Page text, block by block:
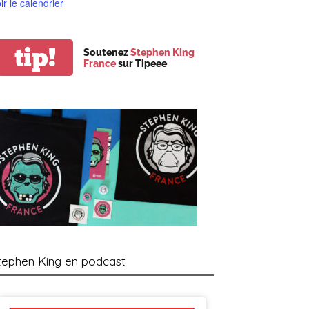
le calendrier
tip! SoutenezStephen King
Francesur Tipeee
King en podcast